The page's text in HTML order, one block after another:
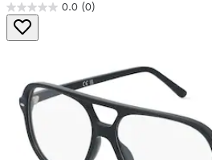
0.0 (0)
0.0
von
5